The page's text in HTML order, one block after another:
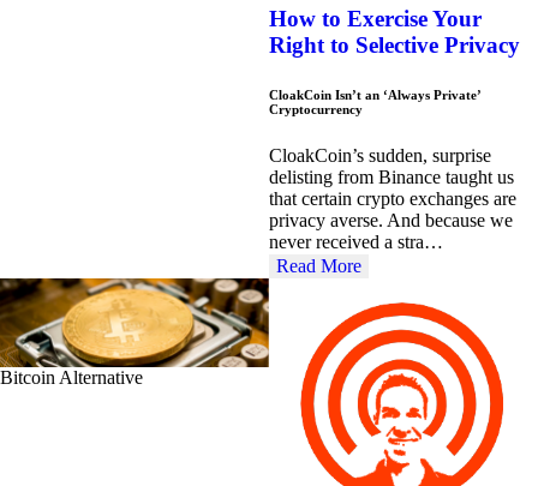
How to Exercise Your
Right to Selective Privacy
CloakCoin Isn’t an ‘Always Private’
Cryptocurrency
CloakCoin’s sudden, surprise
delisting from Binance taught us
that certain crypto exchanges are
privacy averse. And because we
never received a stra…
Read More
Bitcoin Alternative